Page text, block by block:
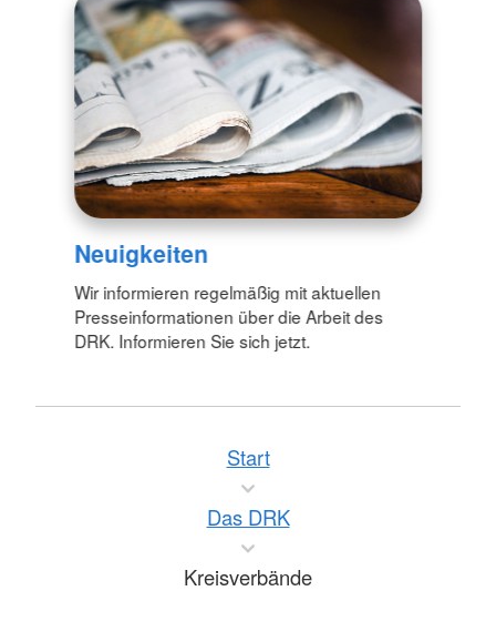
Neuigkeiten
Wir informieren regelmäßig mit aktuellen
Presseinformationen über die Arbeit des
DRK. Informieren Sie sich jetzt.
Start
Das DRK
Kreisverbände